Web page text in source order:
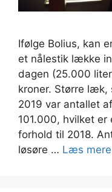
Ifølge Bolius, kan
et nålestik lække
dagen (25.000
kroner. Større læk,
2019 var antallet
101.000, hvilket
forhold til 2018.
løsøre … Læs mere